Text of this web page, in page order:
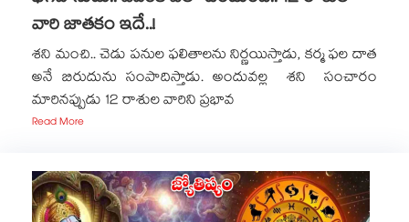
వారి జాతకం ఇదే..!
శని మంచి.. చెడు పనుల ఫలితాలను నిర్ణయిస్తాడు, కర్మ ఫల దాత
అనే బిరుదును సంపాదిస్తాడు. అందువల్ల శని సంచారం
మారినప్పుడు 12 రాశుల వారిని ప్రభావ
Read More